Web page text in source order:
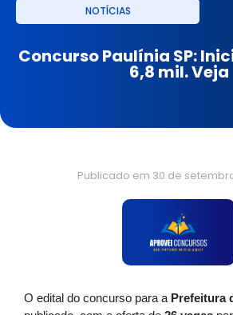
NOTÍCIAS
Concurso Paulínia SP:
6,8 mil. Veja
Publicado em 30 de
O edital do concurso para a Prefeitura